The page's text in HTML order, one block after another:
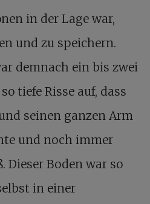
in der Lage war,
und zu speichern.
demnach ein bis zwei
tiefe Risse auf, dass
seinen ganzen Arm
und noch immer
Dieser Boden war so
in einer